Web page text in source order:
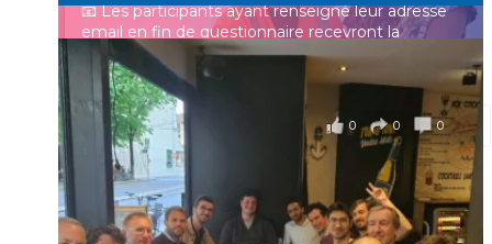
📧 Les participants ayant renseigné leur adresse
email en fin de questionnaire recevront la
synthèse des résultats...Voir plus
il y a 4 mois
0 0 0
Voir sur Facebook
Se souvenir de moi
Connexion